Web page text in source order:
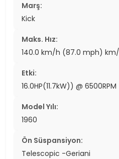
Marş:
Kick
Maks. Hız:
140.0 km/h (87.0 mph)
Etki:
16.0HP(11.7kW)) @ 6500RPM
Model Yılı:
1960
Ön Süspansiyon:
Telescopic -Geriani